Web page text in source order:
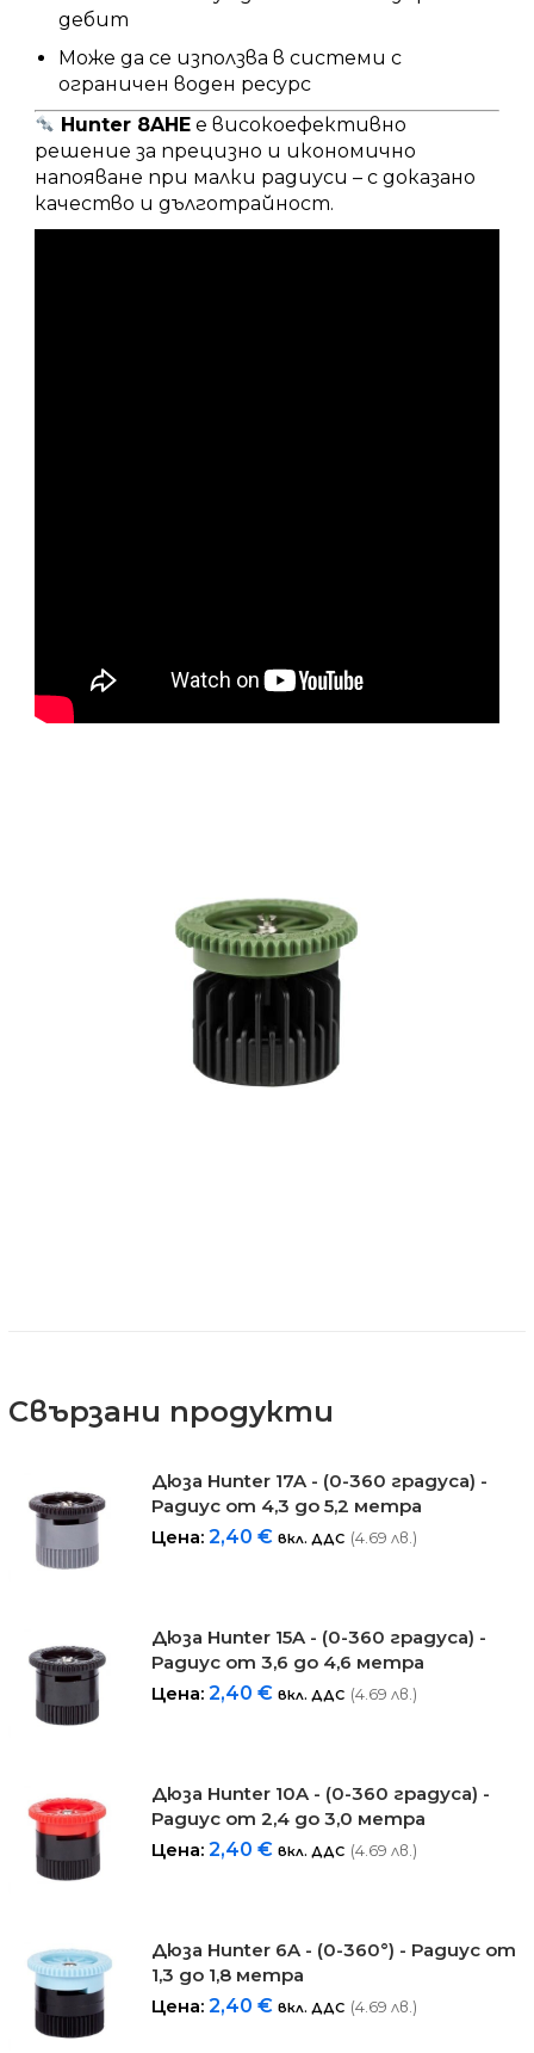
дебит
Може да се използва в системи с
ограничен воден ресурс
Hunter 8AHE е високоефективно
решение за прецизно и икономично
напояване при малки радиуси – с доказано
качество и дълготрайност.
Свързани продукти
Дюза Hunter 17A - (0-360 градуса) -
Радиус от 4,3 до 5,2 метра
Цена:2,40€ вкл. ДДС (4.69 лв.)
Дюза Hunter 15A - (0-360 градуса) -
Радиус от 3,6 до 4,6 метра
Цена:2,40€ вкл. ДДС (4.69 лв.)
Дюза Hunter 10A - (0-360 градуса) -
Радиус от 2,4 до 3,0 метра
Цена:2,40€ вкл. ДДС (4.69 лв.)
Дюза Hunter 6A - (0-360°) - Радиус от
1,3 до 1,8 метра
Цена:2,40€ вкл. ДДС (4.69 лв.)